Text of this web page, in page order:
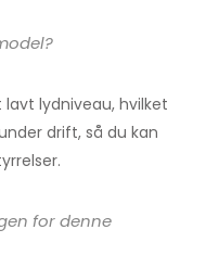
lavt lydniveau, hvilket
drift, så du kan
for denne